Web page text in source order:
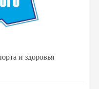
и здоровья